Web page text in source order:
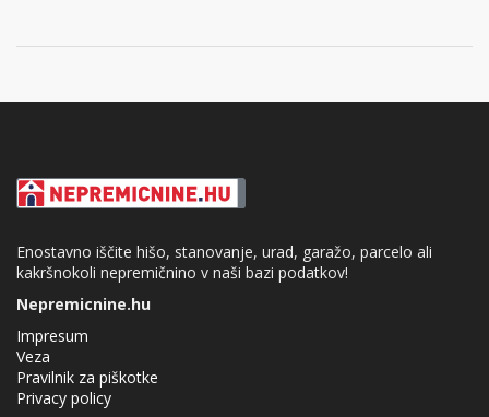
Enostavno iščite hišo, stanovanje, urad, garažo, parcelo ali
kakršnokoli nepremičnino v naši bazi podatkov!
Nepremicnine.hu
Impresum
Veza
Pravilnik za piškotke
Privacy policy